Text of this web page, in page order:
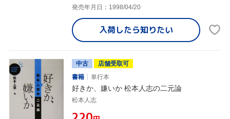
発売年月日：1998/04/20
入荷したら知りたい
中古
店舗受取可
書籍
単行本
好きか、嫌いか 松本人志の二元論
松本人志